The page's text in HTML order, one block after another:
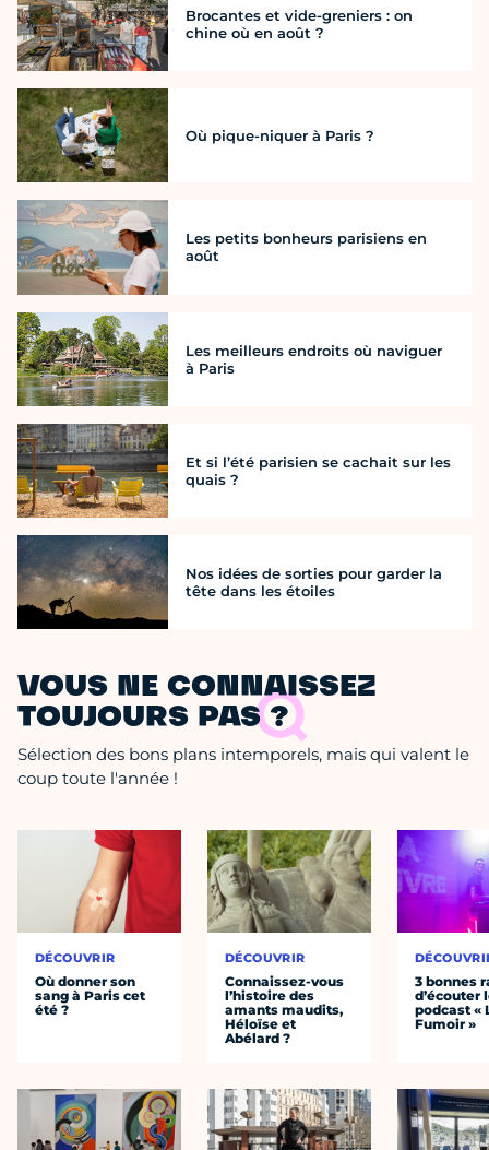
Brocantes et vide-greniers : on
chine où en août ?
Où pique-niquer à Paris ?
Les petits bonheurs parisiens en
août
Les meilleurs endroits où naviguer
à Paris
Et si l’été parisien se cachait sur les
quais ?
Nos idées de sorties pour garder la
tête dans les étoiles
VOUS NE CONNAISSEZ
TOUJOURS PAS ?
Sélection des bons plans intemporels, mais qui valent le
coup toute l'année !
DÉCOUVRIR
Où donner son
sang à Paris cet
été ?
DÉCOUVRIR
Connaissez-vous
l’histoire des
amants maudits,
Héloïse et
Abélard ?
3 bonnes
d’écouter
podcast «
Fumoir »